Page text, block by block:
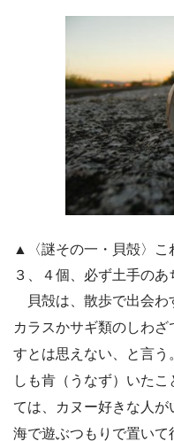
▲〈謎その一・貝殻〉こ
３、４個、必ず土手のあ
貝殻は、散歩で出会わ
カラスかサギ類のしわ
すとは思えない、と言う
しも肯（うなず）いた
ては、カヌー好きな人
海で遊ぶつもりで置いて